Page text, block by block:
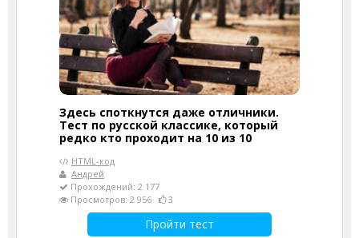
Здесь споткнутся даже отличники.
Тест по русской классике, который
редко кто проходит на 10 из 10
HTML-код
Андрей
Прохождений: 2 177
Просмотров: 2 956
3
Пройти тест